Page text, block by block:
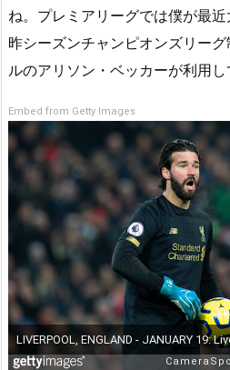
ね。プレミアリーグでは僕が最近
昨シーズンチャンピオンズリー
ルのアリソン・ベッカーが利用し
Embed from Getty Images